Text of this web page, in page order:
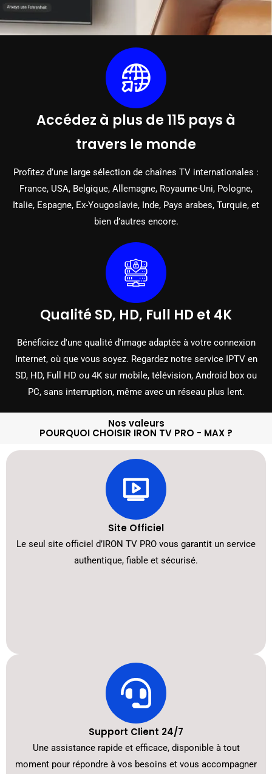
Accédez à plus de 115 pays à
travers le monde
Profitez d’une large sélection de chaînes TV internationales :
France, USA, Belgique, Allemagne, Royaume-Uni, Pologne,
Italie, Espagne, Ex-Yougoslavie, Inde, Pays arabes, Turquie, et
bien d’autres encore.
Qualité SD, HD, Full HD et 4K
Bénéficiez d'une qualité d'image adaptée à votre connexion
Internet, où que vous soyez. Regardez notre service IPTV en
SD, HD, Full HD ou 4K sur mobile, télévision, Android box ou
PC, sans interruption, même avec un réseau plus lent.
Nos valeurs
POURQUOI CHOISIR IRON TV PRO - MAX ?
Site Officiel
Le seul site officiel d’IRON TV PRO vous garantit un service
authentique, fiable et sécurisé.
Support Client 24/7
Une assistance rapide et efficace, disponible à tout
moment pour répondre à vos besoins et vous accompagner